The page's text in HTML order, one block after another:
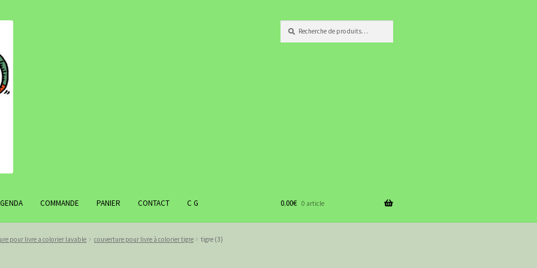
pour :
COMMANDE PANIER CONTACT C G 0.00€ 0 article
pour livre a colorier lavable couverture pour livre à colorier tigre tigre (3)